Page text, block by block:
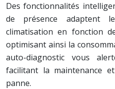
Des fonctionnalités
de présence adaptent
climatisation en fonction
optimisant ainsi la
auto-diagnostic vous
facilitant la maintenance
panne.